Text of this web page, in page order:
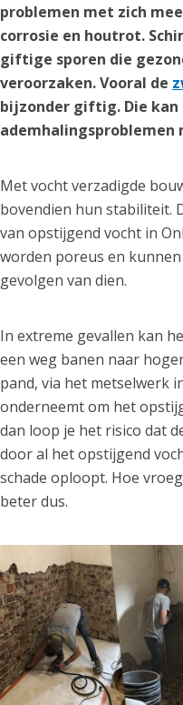
problemen met zich
corrosie en houtrot.
giftige sporen die
veroorzaken. Vooral de
bijzonder giftig. Die
ademhalingsproblemen
Met vocht verzadigde
bovendien hun stabiliteit.
van opstijgend vocht in
worden poreus en
gevolgen van dien.
In extreme gevallen kan
een weg banen naar
pand, via het metselwerk
onderneemt om het
dan loop je het risico dat
door al het opstijgend
schade oploopt. Hoe
beter dus.